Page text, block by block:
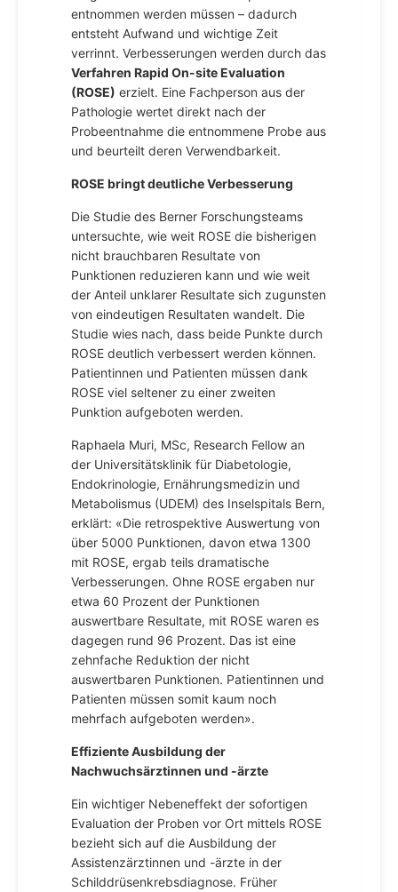
entnommen werden müssen – dadurch
entsteht Aufwand und wichtige Zeit
verrinnt. Verbesserungen werden durch das
Verfahren Rapid On-site Evaluation
(ROSE) erzielt. Eine Fachperson aus der
Pathologie wertet direkt nach der
Probeentnahme die entnommene Probe aus
und beurteilt deren Verwendbarkeit.
ROSE bringt deutliche Verbesserung
Die Studie des Berner Forschungsteams
untersuchte, wie weit ROSE die bisherigen
nicht brauchbaren Resultate von
Punktionen reduzieren kann und wie weit
der Anteil unklarer Resultate sich zugunsten
von eindeutigen Resultaten wandelt. Die
Studie wies nach, dass beide Punkte durch
ROSE deutlich verbessert werden können.
Patientinnen und Patienten müssen dank
ROSE viel seltener zu einer zweiten
Punktion aufgeboten werden.
Raphaela Muri, MSc, Research Fellow an
der Universitätsklinik für Diabetologie,
Endokrinologie, Ernährungsmedizin und
Metabolismus (UDEM) des Inselspitals Bern,
erklärt: «Die retrospektive Auswertung von
über 5000 Punktionen, davon etwa 1300
mit ROSE, ergab teils dramatische
Verbesserungen. Ohne ROSE ergaben nur
etwa 60 Prozent der Punktionen
auswertbare Resultate, mit ROSE waren es
dagegen rund 96 Prozent. Das ist eine
zehnfache Reduktion der nicht
auswertbaren Punktionen. Patientinnen und
Patienten müssen somit kaum noch
mehrfach aufgeboten werden».
Effiziente Ausbildung der
Nachwuchsärztinnen und -ärzte
Ein wichtiger Nebeneffekt der sofortigen
Evaluation der Proben vor Ort mittels ROSE
bezieht sich auf die Ausbildung der
Assistenzärztinnen und -ärzte in der
Schilddrüsenkrebsdiagnose. Früher